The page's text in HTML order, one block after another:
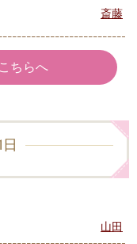
斎藤
ちらへ
山田